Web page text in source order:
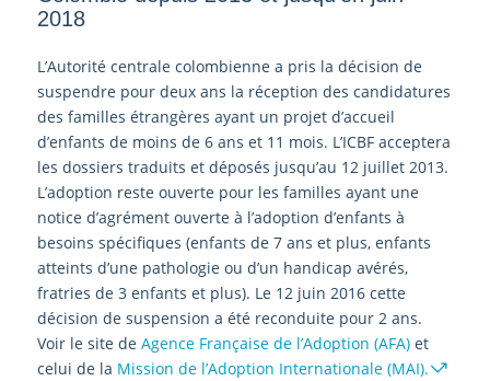
2018
L’Autorité centrale colombienne a pris la décision de
suspendre pour deux ans la réception des candidatures
des familles étrangères ayant un projet d’accueil
d’enfants de moins de 6 ans et 11 mois. L’ICBF acceptera
les dossiers traduits et déposés jusqu’au 12 juillet 2013.
L’adoption reste ouverte pour les familles ayant une
notice d’agrément ouverte à l’adoption d’enfants à
besoins spécifiques (enfants de 7 ans et plus, enfants
atteints d’une pathologie ou d’un handicap avérés,
fratries de 3 enfants et plus). Le 12 juin 2016 cette
décision de suspension a été reconduite pour 2 ans.
Voir le site de Agence Française de l’Adoption (AFA)et
celui de la Mission de l’Adoption Internationale (MAI).